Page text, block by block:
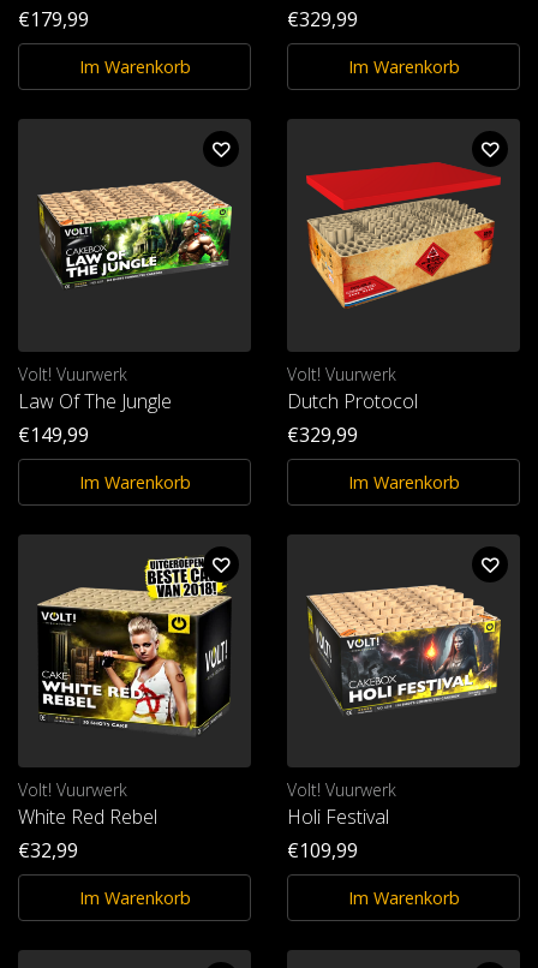
€179,99
Im Warenkorb
€329,99
Im Warenkorb
Volt! Vuurwerk
Law Of The Jungle
€149,99
Im Warenkorb
Volt! Vuurwerk
Dutch Protocol
€329,99
Im Warenkorb
Volt! Vuurwerk
White Red Rebel
€32,99
Im Warenkorb
Volt! Vuurwerk
Holi Festival
€109,99
Im Warenkorb